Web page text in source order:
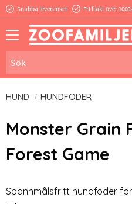
Snabba leveranser Fri frakt över
HUND HUNDFODER
Monster Grain
Forest Game
Spannmålsfritt hundfoder